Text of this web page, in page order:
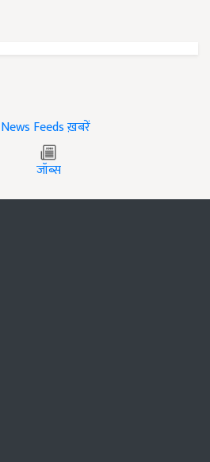
ख़बरें
जॉब्स